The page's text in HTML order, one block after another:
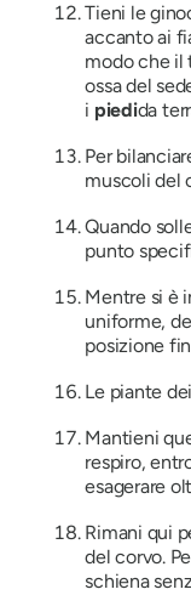
Tieni le
accanto ai
modo che il
ossa del
i piedida
Per
muscoli del
Quando
punto
Mentre si è
uniforme,
posizione
Le piante
Mantieni
respiro,
esagerare
Rimani qui
del corvo.
schiena